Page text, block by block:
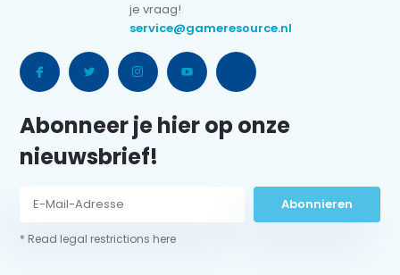
je vraag!
service@gameresource.nl
Abonneer je hier op onze
nieuwsbrief!
Abonnieren
* Read legal restrictions here